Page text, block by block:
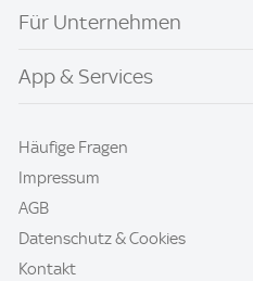
Für Unternehmen
App & Services
Häufige Fragen
Impressum
AGB
Datenschutz & Cookies
Kontakt